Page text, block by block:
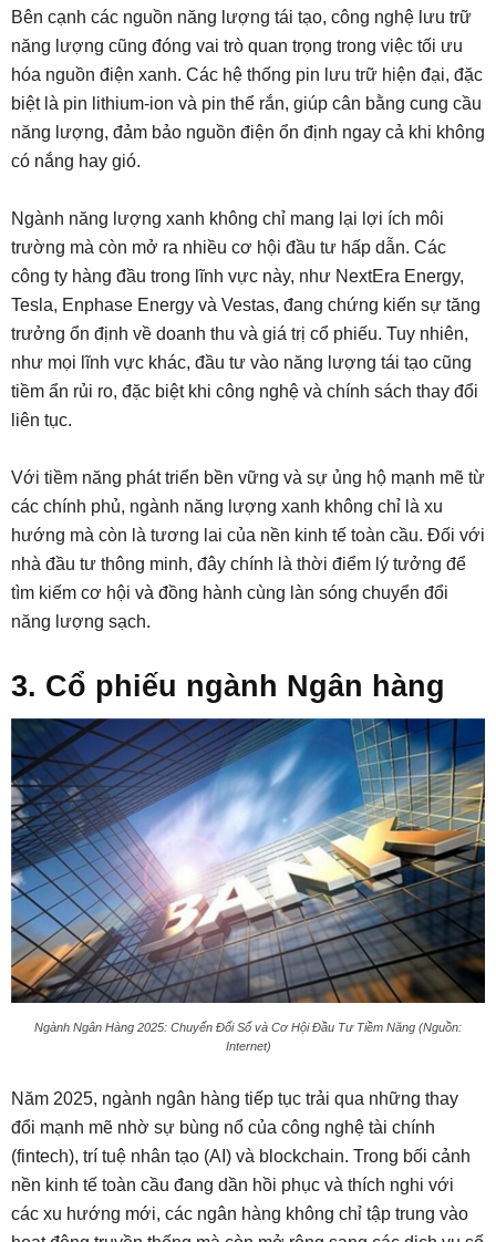
Bên cạnh các nguồn năng lượng tái tạo, công nghệ lưu trữ
năng lượng cũng đóng vai trò quan trọng trong việc tối ưu
hóa nguồn điện xanh. Các hệ thống pin lưu trữ hiện đại, đặc
biệt là pin lithium-ion và pin thể rắn, giúp cân bằng cung cầu
năng lượng, đảm bảo nguồn điện ổn định ngay cả khi không
có nắng hay gió.
Ngành năng lượng xanh không chỉ mang lại lợi ích môi
trường mà còn mở ra nhiều cơ hội đầu tư hấp dẫn. Các
công ty hàng đầu trong lĩnh vực này, như NextEra Energy,
Tesla, Enphase Energy và Vestas, đang chứng kiến sự tăng
trưởng ổn định về doanh thu và giá trị cổ phiếu. Tuy nhiên,
như mọi lĩnh vực khác, đầu tư vào năng lượng tái tạo cũng
tiềm ẩn rủi ro, đặc biệt khi công nghệ và chính sách thay đổi
liên tục.
Với tiềm năng phát triển bền vững và sự ủng hộ mạnh mẽ từ
các chính phủ, ngành năng lượng xanh không chỉ là xu
hướng mà còn là tương lai của nền kinh tế toàn cầu. Đối với
nhà đầu tư thông minh, đây chính là thời điểm lý tưởng để
tìm kiếm cơ hội và đồng hành cùng làn sóng chuyển đổi
năng lượng sạch.
3. Cổ phiếu ngành Ngân hàng
Ngành Ngân Hàng 2025: Chuyển Đổi Số và Cơ Hội Đầu Tư Tiềm Năng (Nguồn:
Internet)
Năm 2025, ngành ngân hàng tiếp tục trải qua những thay
đổi mạnh mẽ nhờ sự bùng nổ của công nghệ tài chính
(fintech), trí tuệ nhân tạo (AI) và blockchain. Trong bối cảnh
nền kinh tế toàn cầu đang dần hồi phục và thích nghi với
các xu hướng mới, các ngân hàng không chỉ tập trung vào